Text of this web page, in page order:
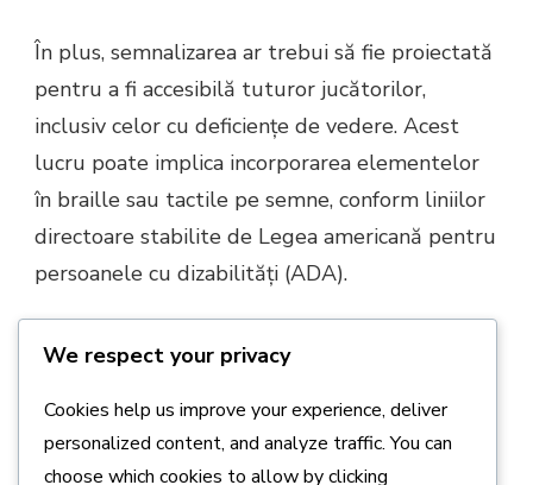
În plus, semnalizarea ar trebui să fie proiectată
pentru a fi accesibilă tuturor jucătorilor,
inclusiv celor cu deficiențe de vedere. Acest
lucru poate implica incorporarea elementelor
în braille sau tactile pe semne, conform liniilor
directoare stabilite de Legea americană pentru
persoanele cu dizabilități (ADA).
de siguranță pentru semnalizare
Conformitatea cu siguranța este primordială
atunci când vine vorba de semnalizarea pe
We respect your privacy
Cookies help us improve your experience, deliver
personalized content, and analyze traffic. You can
choose which cookies to allow by clicking